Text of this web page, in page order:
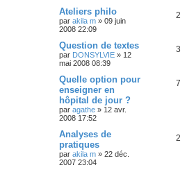
Ateliers philo
par akila m » 09 juin
2008 22:09
2
Question de textes
par DONSYLVIE » 12
mai 2008 08:39
3
Quelle option pour
enseigner en
hôpital de jour ?
par agathe » 12 avr.
2008 17:52
7
Analyses de
pratiques
par akila m » 22 déc.
2007 23:04
2